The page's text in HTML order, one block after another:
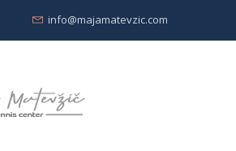
info@majamatevzic.com